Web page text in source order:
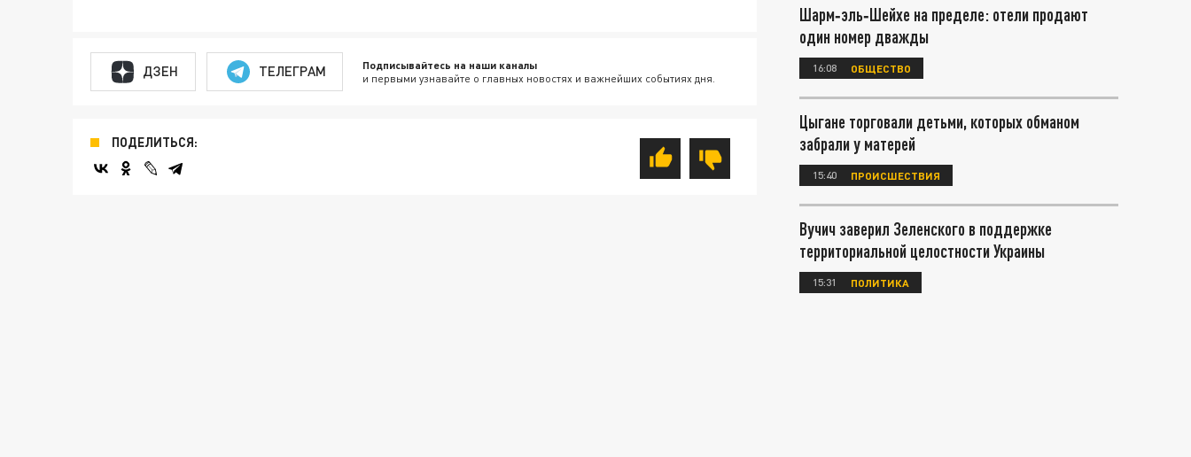
ДЗЕН ТЕЛЕГРАМ Подписывайтесь на наши каналы
и первыми узнавайте о главных новостях и важнейших событиях дня.
ПОДЕЛИТЬСЯ:
Шарм‑эль‑Шейхе на пределе: отели продают
один номер дважды
16:08 ОБЩЕСТВО
Цыгане торговали детьми, которых обманом
забрали у матерей
15:40 ПРОИСШЕСТВИЯ
Вучич заверил Зеленского в поддержке
территориальной целостности Украины
15:31 ПОЛИТИКА